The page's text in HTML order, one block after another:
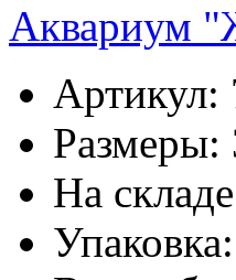
Аквариум
Артикул:
Размеры:
На
Упаковка: